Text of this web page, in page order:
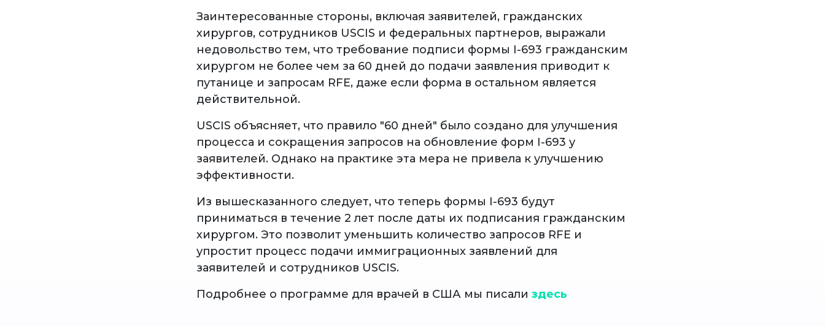
Заинтересованные стороны, включая заявителей, гражданских
хирургов, сотрудников USCIS и федеральных партнеров, выражали
недовольство тем, что требование подписи формы I-693 гражданским
хирургом не более чем за 60 дней до подачи заявления приводит к
путанице и запросам RFE, даже если форма в остальном является
действительной.
USCIS объясняет, что правило "60 дней" было создано для улучшения
процесса и сокращения запросов на обновление форм I-693 у
заявителей. Однако на практике эта мера не привела к улучшению
эффективности.
Из вышесказанного следует, что теперь формы I-693 будут
приниматься в течение 2 лет после даты их подписания гражданским
хирургом. Это позволит уменьшить количество запросов RFE и
упростит процесс подачи иммиграционных заявлений для
заявителей и сотрудников USCIS.
Подробнее о программе для врачей в США мы писали здесь